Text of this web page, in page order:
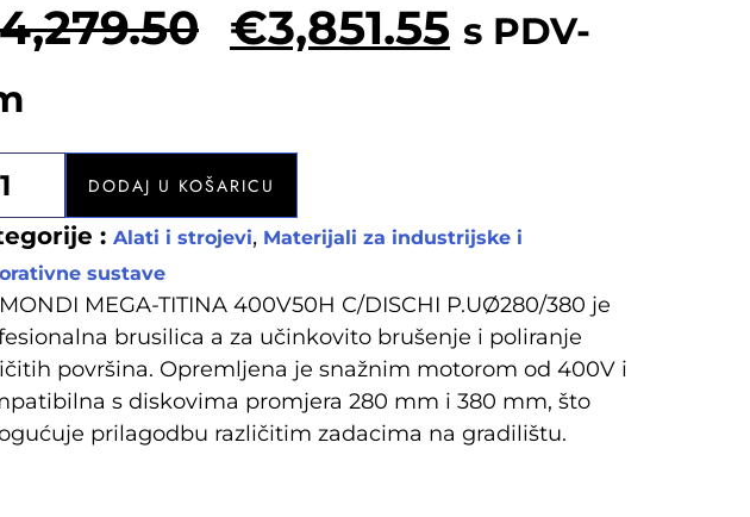
4,279.50 €3,851.55 s PDV-
DODAJ U KOŠARICU
: Alati i strojevi, Materijali za industrijske i
sustave
MEGA-TITINA 400V50H C/DISCHI P.UØ280/380 je
brusilica a za učinkovito brušenje i poliranje
površina. Opremljena je snažnim motorom od 400V i
s diskovima promjera 280 mm i 380 mm, što
prilagodbu različitim zadacima na gradilištu.